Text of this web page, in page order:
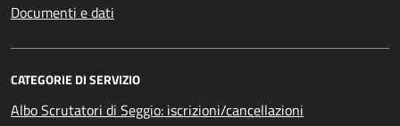
Documenti e dati
CATEGORIE DI SERVIZIO
Albo Scrutatori di Seggio: iscrizioni/cancellazioni